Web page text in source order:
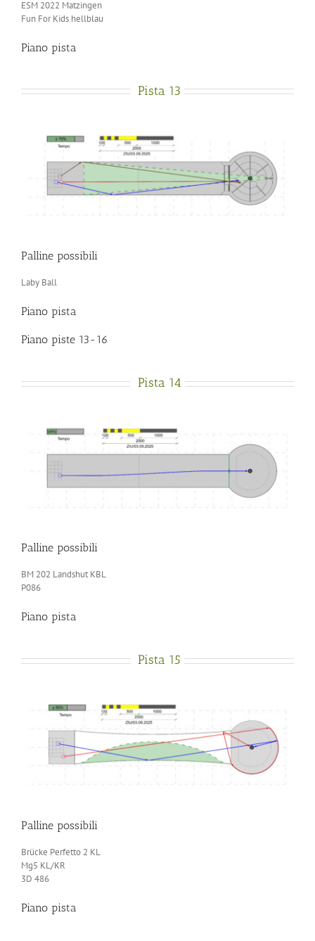
ESM 2022 Matzingen
Fun For Kids hellblau
Piano pista
Pista 13
Palline possibili
Laby Ball
Piano pista
Piano piste 13-16
Pista 14
Palline possibili
BM 202 Landshut KBL
P086
Piano pista
Pista 15
Palline possibili
Brücke Perfetto 2 KL
Mg5 KL/KR
3D 486
Piano pista